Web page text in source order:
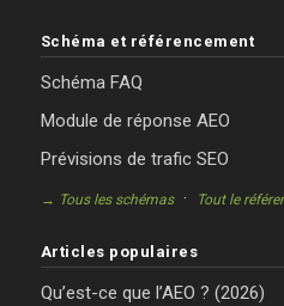
Schéma et référencement
Schéma FAQ
Module de réponse AEO
Prévisions de trafic SEO
→ Tous les schémas· Tout le
Articles populaires
Qu’est-ce que l’AEO ? (2026)